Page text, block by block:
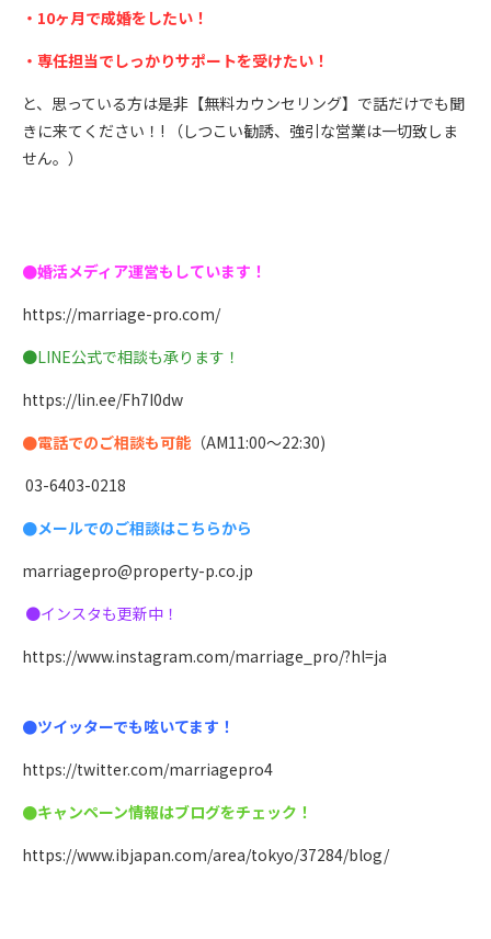
・10ヶ月で成婚をしたい！
・専任担当でしっかりサポートを受けたい！
と、思っている方は是非【無料カウンセリング】で話だけでも聞
きに来てください！! （しつこい勧誘、強引な営業は一切致しま
せん。）
●婚活メディア運営もしています！
https://marriage-pro.com/
●LINE公式で相談も承ります！
https://lin.ee/Fh7I0dw
●電話でのご相談も可能（AM11:00〜22:30)
03-6403-0218
●メールでのご相談はこちらから
marriagepro@property-p.co.jp
●インスタも更新中！
https://www.instagram.com/marriage_pro/?hl=ja
●ツイッターでも呟いてます！
https://twitter.com/marriagepro4
●キャンペーン情報はブログをチェック！
https://www.ibjapan.com/area/tokyo/37284/blog/